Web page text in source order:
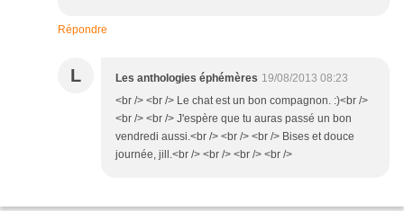
Répondre
L Les anthologies éphémères 19/08/2013 08:23
<br /> <br /> Le chat est un bon compagnon. :)<br />
<br /> <br /> J'espère que tu auras passé un bon
vendredi aussi.<br /> <br /> <br /> Bises et douce
journée, jill.<br /> <br /> <br /> <br />